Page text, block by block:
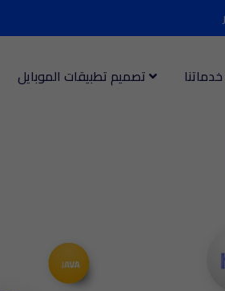
خدماتنا تصميم تطبيقات الموبايل